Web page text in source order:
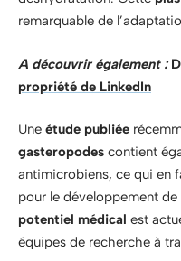
remarquable de
A découvrir également :
propriété de LinkedIn
Une étude publiée
gasteropodes contient
antimicrobiens, ce qui en
pour le développement
potentiel médical est
équipes de recherche à